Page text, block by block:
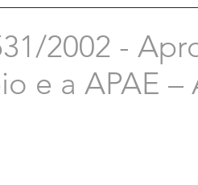
2002 -
e a APAE –